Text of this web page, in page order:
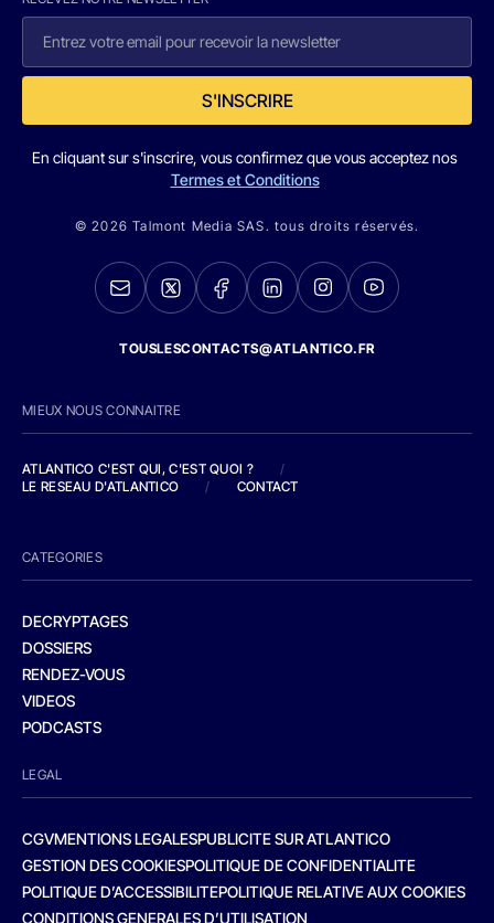
S'INSCRIRE
En cliquant sur s'inscrire, vous confirmez que vous acceptez nos
Termes et Conditions
© 2026 Talmont Media SAS. tous droits réservés.
TOUSLESCONTACTS@ATLANTICO.FR
MIEUX NOUS CONNAITRE
ATLANTICO C'EST QUI, C'EST QUOI ?
/
LE RESEAU D'ATLANTICO
/ CONTACT
CATEGORIES
DECRYPTAGES
DOSSIERS
RENDEZ-VOUS
VIDEOS
PODCASTS
LEGAL
CGVMENTIONS LEGALESPUBLICITE SUR ATLANTICO
GESTION DES COOKIESPOLITIQUE DE CONFIDENTIALITE
POLITIQUE D’ACCESSIBILITEPOLITIQUE RELATIVE AUX COOKIES
CONDITIONS GENERALES D’UTILISATION